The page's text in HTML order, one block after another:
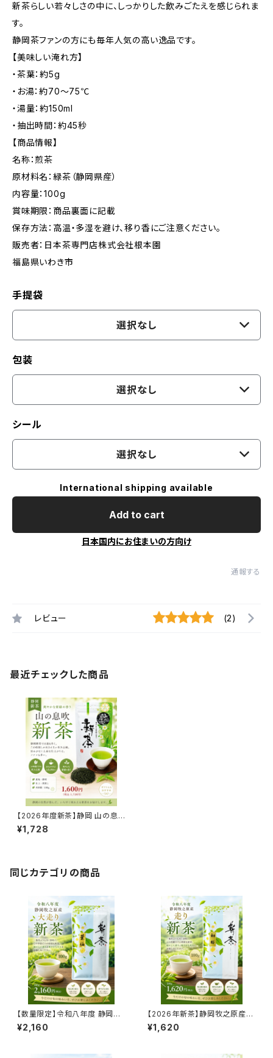
新茶らしい若々しさの中に、しっかりした飲みごたえを感じられま
す。
静岡茶ファンの方にも毎年人気の高い逸品です。
【美味しい淹れ方】
・茶葉：約5g
・お湯：約70〜75℃
・湯量：約150ml
・抽出時間：約45秒
【商品情報】
名称：煎茶
原材料名：緑茶（静岡県産）
内容量：100g
賞味期限：商品裏面に記載
保存方法：高温・多湿を避け、移り香にご注意ください。
販売者：日本茶専門店株式会社根本園
福島県いわき市
手提袋
選択なし
包装
選択なし
シール
選択なし
International shipping available
Add to cart
日本国内にお住まいの方向け
通報する
レビュー (2)
最近チェックした商品
【2026年度新茶】静岡 山の息
吹 100g｜静岡県産 深蒸し新
茶｜濃厚な旨みと力強い香り
¥1,728
同じカテゴリの商品
【数量限定】令和八年度 静岡牧
之原産 大走り新茶 葉仙 100g
｜一番茶より早い希少な新茶｜
¥2,160
【2026年新茶】静岡牧之原産
走り新茶 初桜 100g｜爽やかな
香りとやさしい旨み
¥1,620